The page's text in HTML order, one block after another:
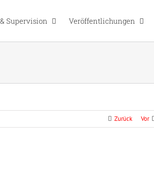
Supervision Veröffentlichungen
Zurück Vor